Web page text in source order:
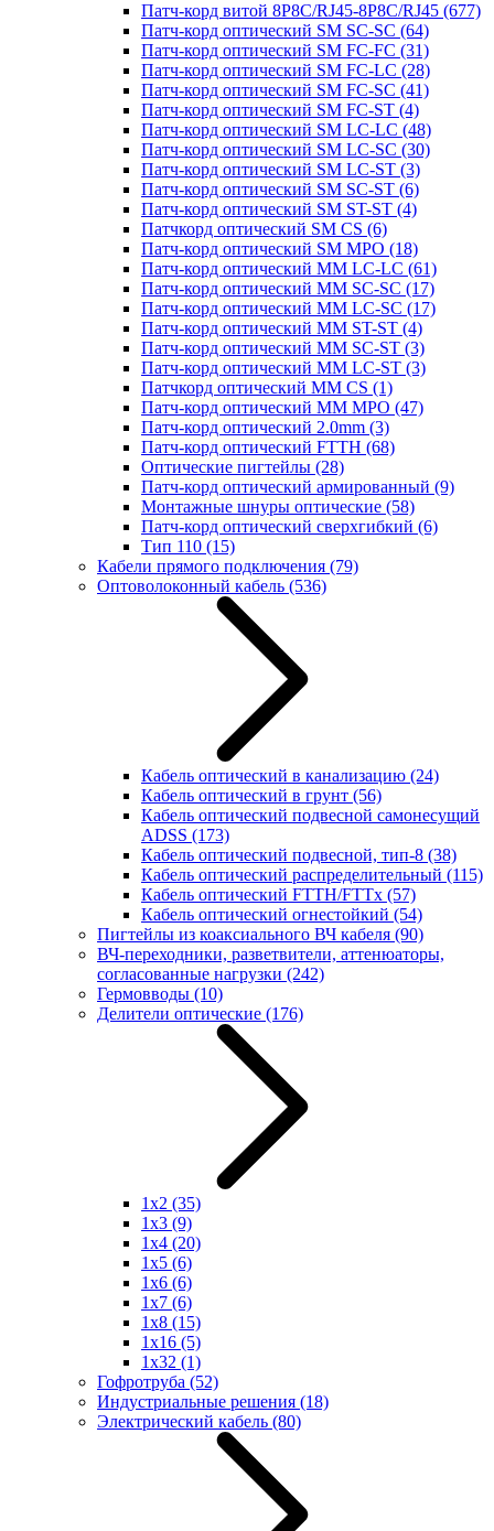
Патч-корд витой 8P8C/RJ45-8P8C/RJ45 (677)
Патч-корд оптический SM SC-SC (64)
Патч-корд оптический SM FC-FC (31)
Патч-корд оптический SM FC-LC (28)
Патч-корд оптический SM FC-SC (41)
Патч-корд оптический SM FC-ST (4)
Патч-корд оптический SM LC-LC (48)
Патч-корд оптический SM LC-SC (30)
Патч-корд оптический SM LC-ST (3)
Патч-корд оптический SM SC-ST (6)
Патч-корд оптический SM ST-ST (4)
Патчкорд оптический SM CS (6)
Патч-корд оптический SM MPO (18)
Патч-корд оптический MM LC-LC (61)
Патч-корд оптический MM SC-SC (17)
Патч-корд оптический MM LC-SC (17)
Патч-корд оптический MM ST-ST (4)
Патч-корд оптический MM SC-ST (3)
Патч-корд оптический MM LC-ST (3)
Патчкорд оптический MM CS (1)
Патч-корд оптический MM MPO (47)
Патч-корд оптический 2.0mm (3)
Патч-корд оптический FTTH (68)
Оптические пигтейлы (28)
Патч-корд оптический армированный (9)
Монтажные шнуры оптические (58)
Патч-корд оптический сверхгибкий (6)
Тип 110 (15)
Кабели прямого подключения (79)
Оптоволоконный кабель (536)
Кабель оптический в канализацию (24)
Кабель оптический в грунт (56)
Кабель оптический подвесной самонесущий
ADSS (173)
Кабель оптический подвесной, тип-8 (38)
Кабель оптический распределительный (115)
Кабель оптический FTTH/FTTx (57)
Кабель оптический огнестойкий (54)
Пигтейлы из коаксиального ВЧ кабеля (90)
ВЧ-переходники, разветвители, аттенюаторы,
согласованные нагрузки (242)
Гермовводы (10)
Делители оптические (176)
1x2 (35)
1x3 (9)
1x4 (20)
1x5 (6)
1x6 (6)
1x7 (6)
1x8 (15)
1x16 (5)
1x32 (1)
Гофротруба (52)
Индустриальные решения (18)
Электрический кабель (80)